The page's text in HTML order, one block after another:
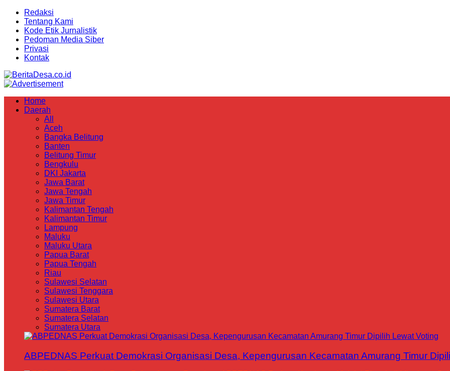
Redaksi
Tentang Kami
Kode Etik Jurnalistik
Pedoman Media Siber
Privasi
Kontak
Home
Daerah
All
Aceh
Bangka Belitung
Banten
Belitung Timur
Bengkulu
DKI Jakarta
Jawa Barat
Jawa Tengah
Jawa Timur
Kalimantan Tengah
Kalimantan Timur
Lampung
Maluku
Maluku Utara
Papua Barat
Papua Tengah
Riau
Sulawesi Selatan
Sulawesi Tenggara
Sulawesi Utara
Sumatera Barat
Sumatera Selatan
Sumatera Utara
ABPEDNAS Perkuat Demokrasi Organisasi Desa, Kepengurusan Kecamatan Amurang Timur